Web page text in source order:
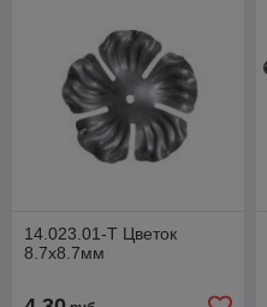
14.023.01-Т Цветок
8.7х8.7мм